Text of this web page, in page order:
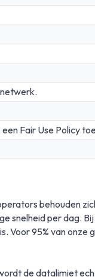
Fair Use Policy
behouden
snelheid per dag.
95% van
de datalimiet